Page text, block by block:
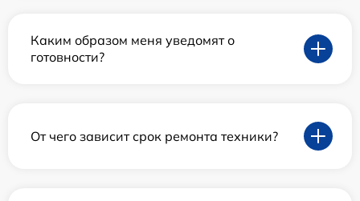
Каким образом меня уведомят о
готовности?
От чего зависит срок ремонта техники?